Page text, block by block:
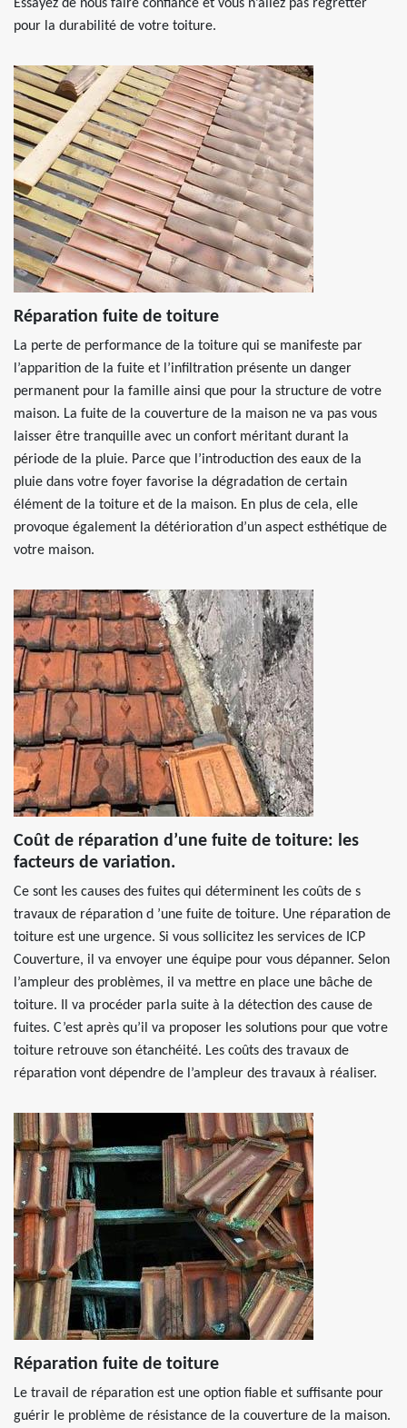
Essayez de nous faire confiance et vous n’allez pas regretter
pour la durabilité de votre toiture.
Réparation fuite de toiture
La perte de performance de la toiture qui se manifeste par
l’apparition de la fuite et l’infiltration présente un danger
permanent pour la famille ainsi que pour la structure de votre
maison. La fuite de la couverture de la maison ne va pas vous
laisser être tranquille avec un confort méritant durant la
période de la pluie. Parce que l’introduction des eaux de la
pluie dans votre foyer favorise la dégradation de certain
élément de la toiture et de la maison. En plus de cela, elle
provoque également la détérioration d’un aspect esthétique de
votre maison.
Coût de réparation d’une fuite de toiture: les
facteurs de variation.
Ce sont les causes des fuites qui déterminent les coûts de s
travaux de réparation d ’une fuite de toiture. Une réparation de
toiture est une urgence. Si vous sollicitez les services de ICP
Couverture, il va envoyer une équipe pour vous dépanner. Selon
l’ampleur des problèmes, il va mettre en place une bâche de
toiture. Il va procéder parla suite à la détection des cause de
fuites. C’est après qu’il va proposer les solutions pour que votre
toiture retrouve son étanchéité. Les coûts des travaux de
réparation vont dépendre de l’ampleur des travaux à réaliser.
Réparation fuite de toiture
Le travail de réparation est une option fiable et suffisante pour
guérir le problème de résistance de la couverture de la maison.